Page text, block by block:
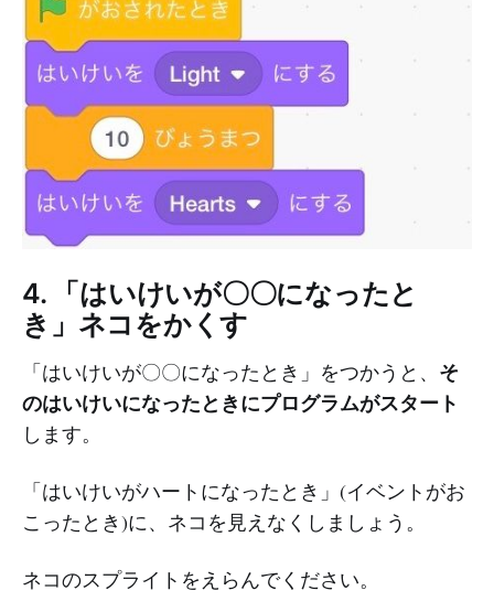
4. 「はいけいが〇〇になったと
き」ネコをかくす
「はいけいが〇〇になったとき」をつかうと、 そ
のはいけいになったときにプログラムがスタート
します。
「はいけいがハートになったとき」(イベントがお
こったとき)に、ネコを見えなくしましょう。
ネコのスプライトをえらんでください。